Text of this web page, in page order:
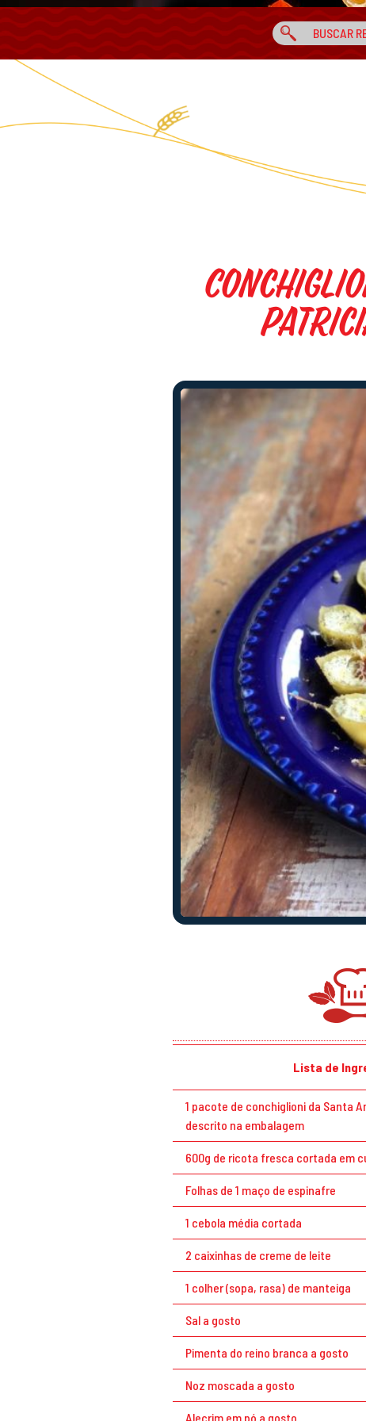
Lista de
1 pacote de conchiglioni da Santa
descrito na embalagem
600g de ricota fresca cortada em
Folhas de 1 maço de espinafre
1 cebola média cortada
2 caixinhas de creme de leite
1 colher (sopa, rasa) de manteiga
Sal a gosto
Pimenta do reino branca a gosto
Noz moscada a gosto
Alecrim em pó a gosto